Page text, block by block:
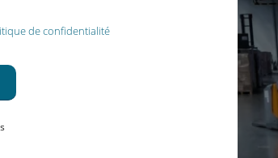
de confidentialité